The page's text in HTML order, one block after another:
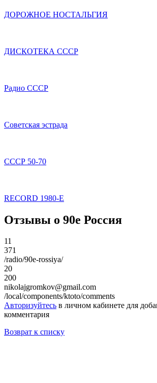
ДОРОЖНОЕ НОСТАЛЬГИЯ
ДИСКОТЕКА СССР
Радио СССР
Советская эстрада
СССР 50-70
RECORD 1980-E
Отзывы о 90е Россия
11
371
/radio/90e-rossiya/
20
200
nikolajgromkov@gmail.com
/local/components/ktoto/comments
Авторизуйтесь в личном кабинете для
комментария
Возврат к списку